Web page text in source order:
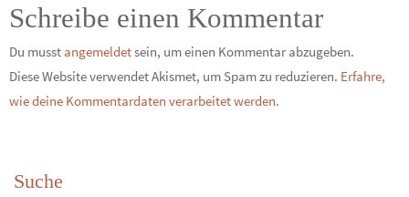
Schreibe einen Kommentar
Du musst angemeldetsein, um einen Kommentar abzugeben.
Diese Website verwendet Akismet, um Spam zu reduzieren. Erfahre,
wie deine Kommentardaten verarbeitet werden.
Suche